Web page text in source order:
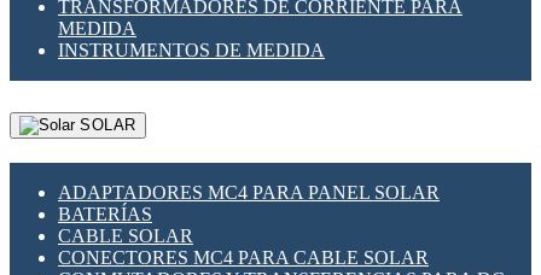
TRANSFORMADORES DE CORRIENTE PARA
MEDIDA
INSTRUMENTOS DE MEDIDA
SOLAR
ADAPTADORES MC4 PARA PANEL SOLAR
BATERÍAS
CABLE SOLAR
CONECTORES MC4 PARA CABLE SOLAR